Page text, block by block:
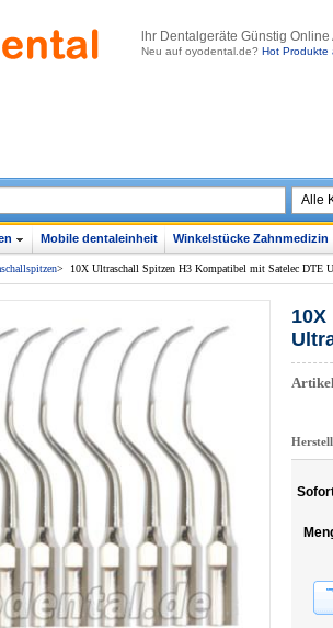
lhr Dentalgeräte Günstig
Neu auf oyodental.de? Hot Produkte
Mobile dentaleinheit Winkelstücke Zahnmedizin
> 10X Ultraschall Spitzen H3 Kompatibel mit Satelec DTE